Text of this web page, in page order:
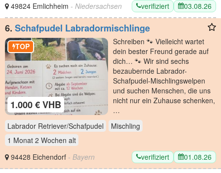
49824 Emlichheim - Niedersachsen verifiziert 03.08.26
6. Schafpudel Labradormischlinge
1.000 € VHB
TOP
Schreiben 🐾 Vielleicht wartet
dein bester Freund gerade auf
dich… 🐾 Wir sind sechs
bezaubernde Labrador-
Schafpudel-Mischlingswelpen
und suchen Menschen, die uns
nicht nur ein Zuhause schenken,
…
Labrador Retriever/Schafpudel
Mischling
1 Monat 2 Wochen alt
94428 Eichendorf - Bayern verifiziert 01.08.26